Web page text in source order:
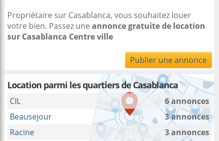
Propriétaire sur Casablanca, vous souhaitez louer
votre bien. Passez une annonce gratuite de location
sur Casablanca Centre ville
Publier une annonce
Location parmi les quartiers de Casablanca
CIL
6 annonces
Beausejour
3 annonces
Racine
3 annonces